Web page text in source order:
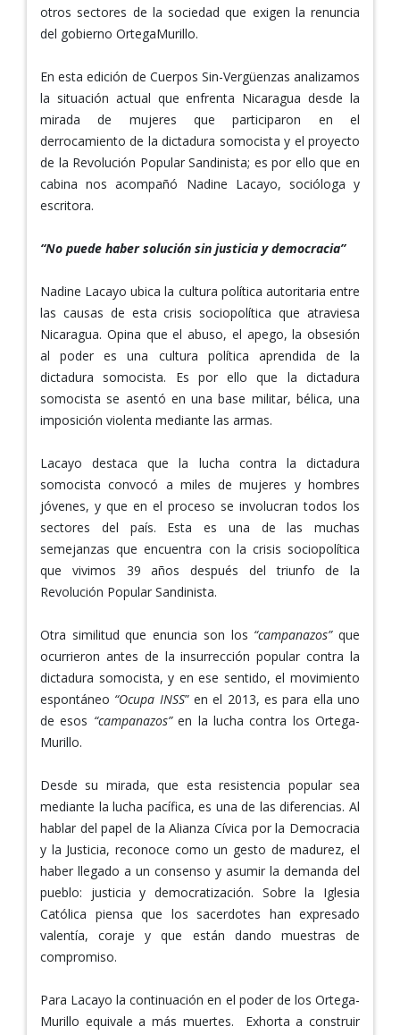
otros sectores de la sociedad que exigen la renuncia
del gobierno OrtegaMurillo.
En esta edición de Cuerpos Sin-Vergüenzas analizamos
la situación actual que enfrenta Nicaragua desde la
mirada de mujeres que participaron en el
derrocamiento de la dictadura somocista y el proyecto
de la Revolución Popular Sandinista; es por ello que en
cabina nos acompañó Nadine Lacayo, socióloga y
escritora.
“No puede haber solución sin justicia y democracia”
Nadine Lacayo ubica la cultura política autoritaria entre
las causas de esta crisis sociopolítica que atraviesa
Nicaragua. Opina que el abuso, el apego, la obsesión
al poder es una cultura política aprendida de la
dictadura somocista. Es por ello que la dictadura
somocista se asentó en una base militar, bélica, una
imposición violenta mediante las armas.
Lacayo destaca que la lucha contra la dictadura
somocista convocó a miles de mujeres y hombres
jóvenes, y que en el proceso se involucran todos los
sectores del país. Esta es una de las muchas
semejanzas que encuentra con la crisis sociopolítica
que vivimos 39 años después del triunfo de la
Revolución Popular Sandinista.
Otra similitud que enuncia son los “campanazos”que
ocurrieron antes de la insurrección popular contra la
dictadura somocista, y en ese sentido, el movimiento
espontáneo “Ocupa INSS” en el 2013, es para ella uno
de esos “campanazos”en la lucha contra los Ortega-
Murillo.
Desde su mirada, que esta resistencia popular sea
mediante la lucha pacífica, es una de las diferencias. Al
hablar del papel de la Alianza Cívica por la Democracia
y la Justicia, reconoce como un gesto de madurez, el
haber llegado a un consenso y asumir la demanda del
pueblo: justicia y democratización. Sobre la Iglesia
Católica piensa que los sacerdotes han expresado
valentía, coraje y que están dando muestras de
compromiso.
Para Lacayo la continuación en el poder de los Ortega-
Murillo equivale a más muertes. Exhorta a construir